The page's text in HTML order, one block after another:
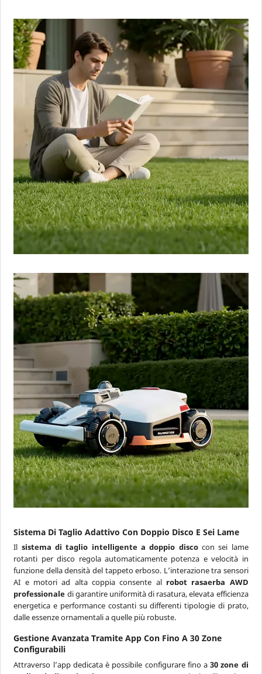
Sistema Di Taglio Adattivo Con Doppio Disco E Sei Lame
Il sistema di taglio intelligente a doppio discocon sei lame
rotanti per disco regola automaticamente potenza e velocità in
funzione della densità del tappeto erboso. L’interazione tra sensori
AI e motori ad alta coppia consente al robot rasaerba AWD
professionale di garantire uniformità di rasatura, elevata efficienza
energetica e performance costanti su differenti tipologie di prato,
dalle essenze ornamentali a quelle più robuste.
Gestione Avanzata Tramite App Con Fino A 30 Zone
Configurabili
Attraverso l’app dedicata è possibile configurare fino a30 zone di